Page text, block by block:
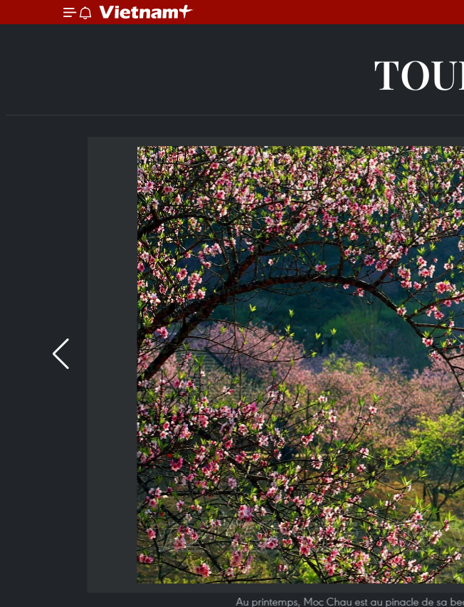
Au printemps, Moc Chau est au pinacle de sa